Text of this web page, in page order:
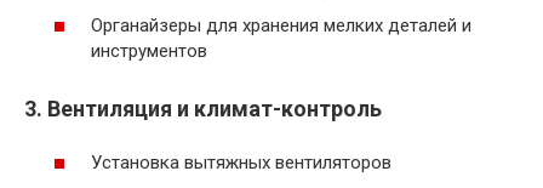
Органайзеры для хранения мелких деталей и
инструментов
3. Вентиляция и климат-контроль
Установка вытяжных вентиляторов